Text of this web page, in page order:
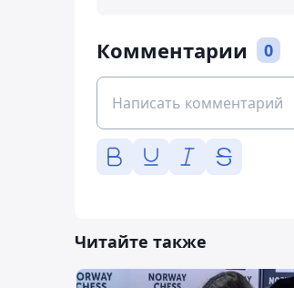
Комментарии 0
Читайте также